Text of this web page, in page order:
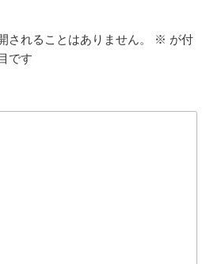
されることはありません。 ※ が付
です